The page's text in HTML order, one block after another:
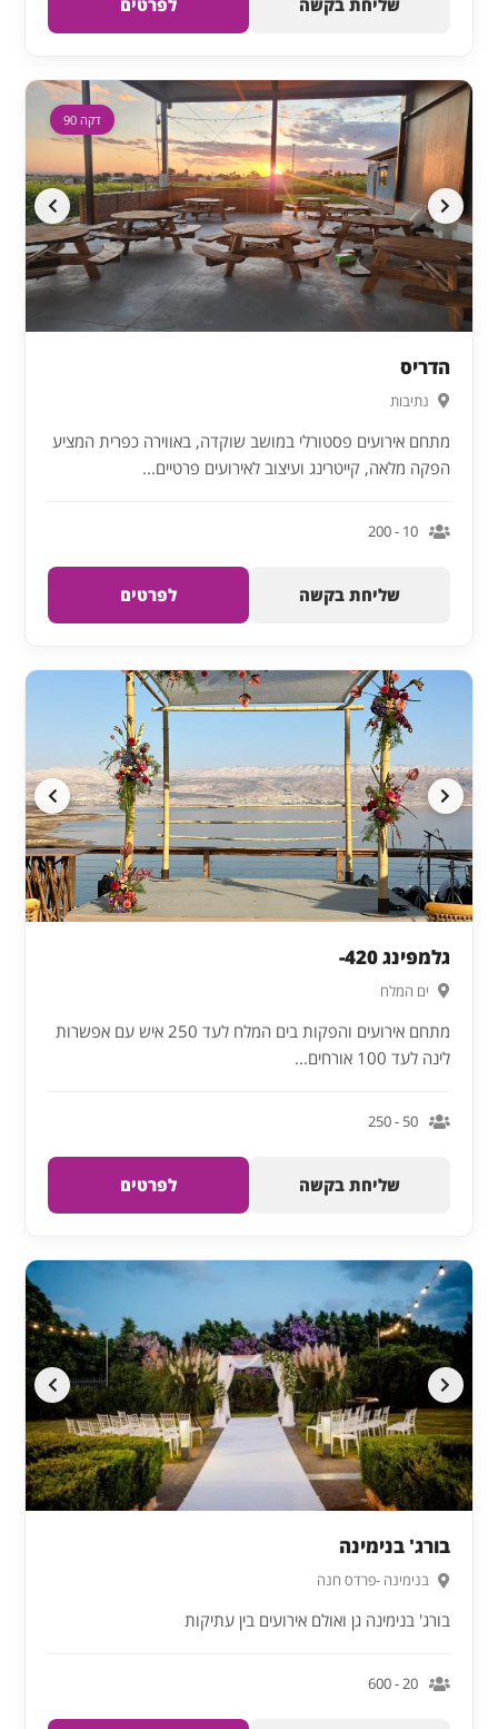
שליחת בקשה לפרטים
דקה 90
הדריס
נתיבות
מתחם אירועים פסטורלי במושב שוקדה, באווירה כפרית המציע
הפקה מלאה, קייטרינג ועיצוב לאירועים פרטיים...
10 - 200
שליחת בקשה לפרטים
גלמפינג 420-
ים המלח
מתחם אירועים והפקות בים המלח לעד 250 איש עם אפשרות
לינה לעד 100 אורחים...
50 - 250
שליחת בקשה לפרטים
בורג' בנימינה
בנימינה -פרדס חנה
בורג' בנימינה גן ואולם אירועים בין עתיקות
20 - 600